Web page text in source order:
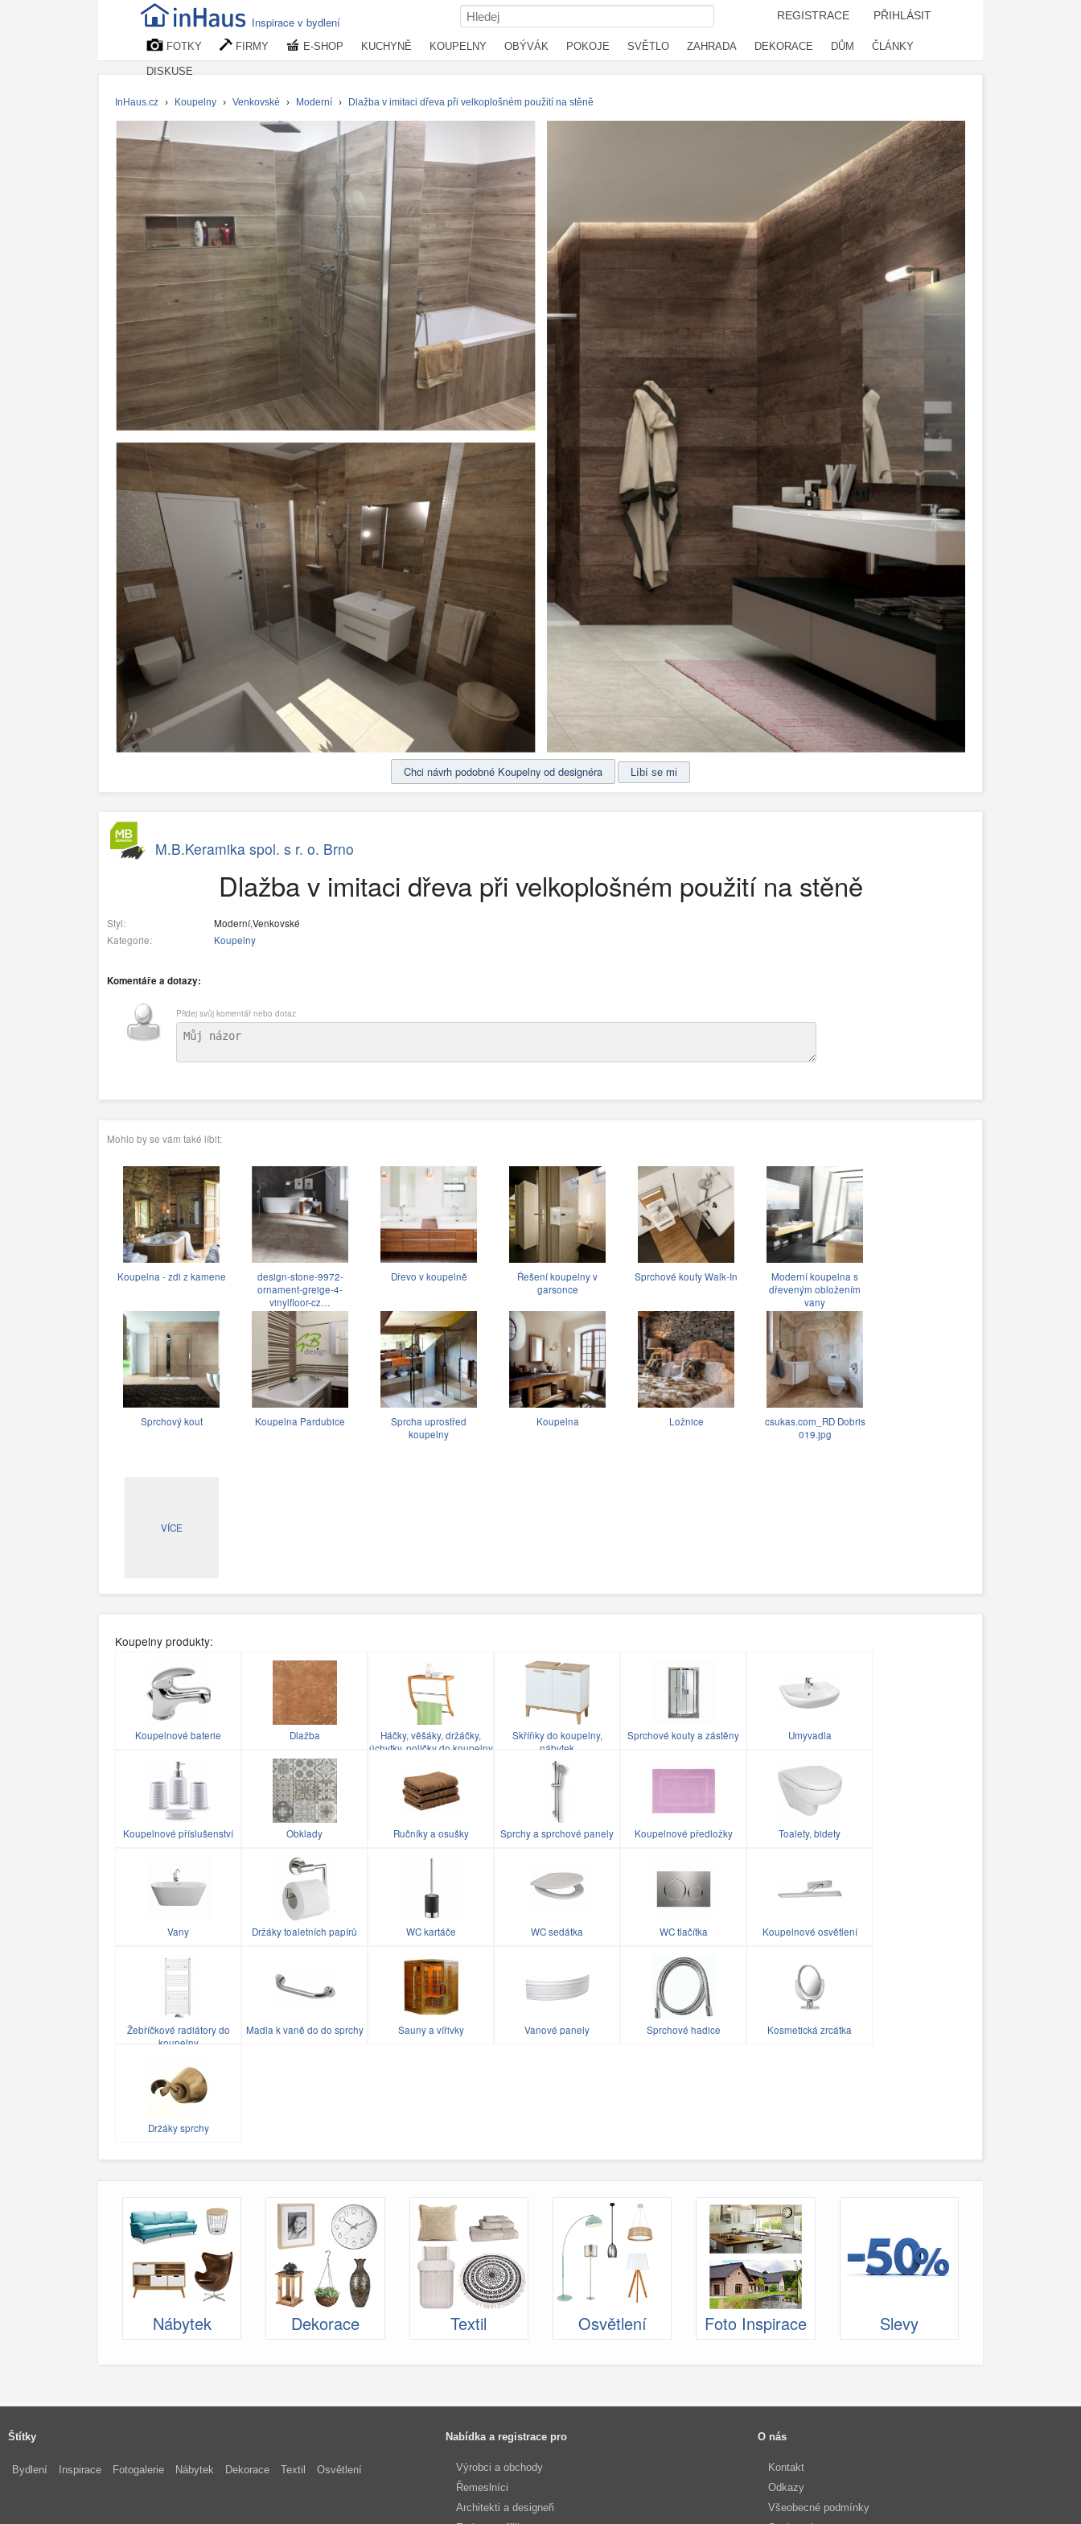
Inspirace v bydlení REGISTRACE PŘIHLÁSIT
FOTKY FIRMY E-SHOP KUCHYNĚ KOUPELNY OBÝVÁK POKOJE SVĚTLO ZAHRADA DEKORACE DŮM ČLÁNKY
DISKUSE
InHaus.cz › Koupelny › Venkovské › Moderní › Dlažba v imitaci dřeva při velkoplošném použití na stěně
Chci návrh podobné Koupelny od designéra
M.B.Keramika spol. s r. o. Brno
Dlažba v imitaci dřeva při velkoplošném použití na stěně
Styl:
Moderní,Venkovské
Kategorie:
Koupelny
Komentáře a dotazy:
Přidej svůj komentář nebo dotaz
Mohlo by se vám také líbit:
Koupelna - zdi z kamene
design-stone-9972-
ornament-greige-4-
vinylfloor-cz…
Dřevo v koupelně
Řešení koupelny v
garsonce
Sprchové kouty Walk-In
Moderní koupelna s
dřeveným obložením
vany
Sprchový kout Koupelna Pardubice
Sprcha uprostřed
koupelny
Koupelna Ložnice
csukas.com_RD Dobris
019.jpg
VÍCE
Koupelny produkty:
Koupelnové baterie Dlažba
Háčky, věšáky, držáčky,
úchytky, poličky do koupelny
Skříňky do koupelny,
nábytek
Sprchové kouty a zástěny Umyvadla
Koupelnové příslušenství Obklady Ručníky a osušky Sprchy a sprchové panely Koupelnové předložky Toalety, bidety
Vany Držáky toaletních papírů WC kartáče WC sedátka WC tlačítka Koupelnové osvětlení
Žebříčkové radiátory do
koupelny
Madla k vaně do do sprchy Sauny a vířivky Vanové panely Sprchové hadice Kosmetická zrcátka
Držáky sprchy
Nábytek Dekorace Textil Osvětlení Foto Inspirace Slevy
Štítky
Bydlení Inspirace Fotogalerie Nábytek Dekorace Textil Osvětlení
Nabídka a registrace pro
Výrobci a obchody
Řemeslníci
Architekti a designeři
O nás
Kontakt
Odkazy
Všeobecné podmínky